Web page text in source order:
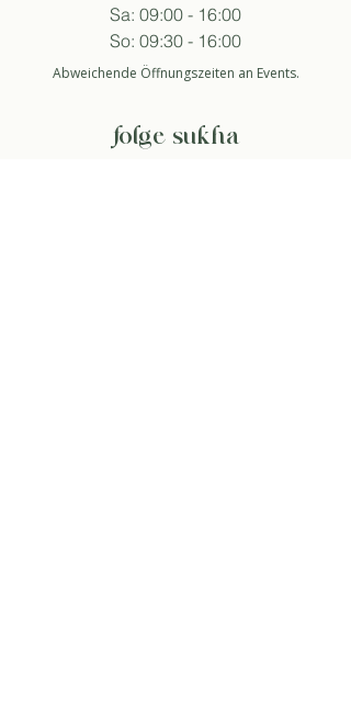
Sa: 09:00 - 16:00
So: 09:30 - 16:00
Abweichende Öffnungszeiten an Events.
folge sukha